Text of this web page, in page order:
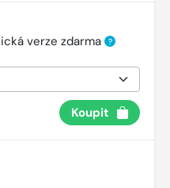
verze zdarma ?
Koupit